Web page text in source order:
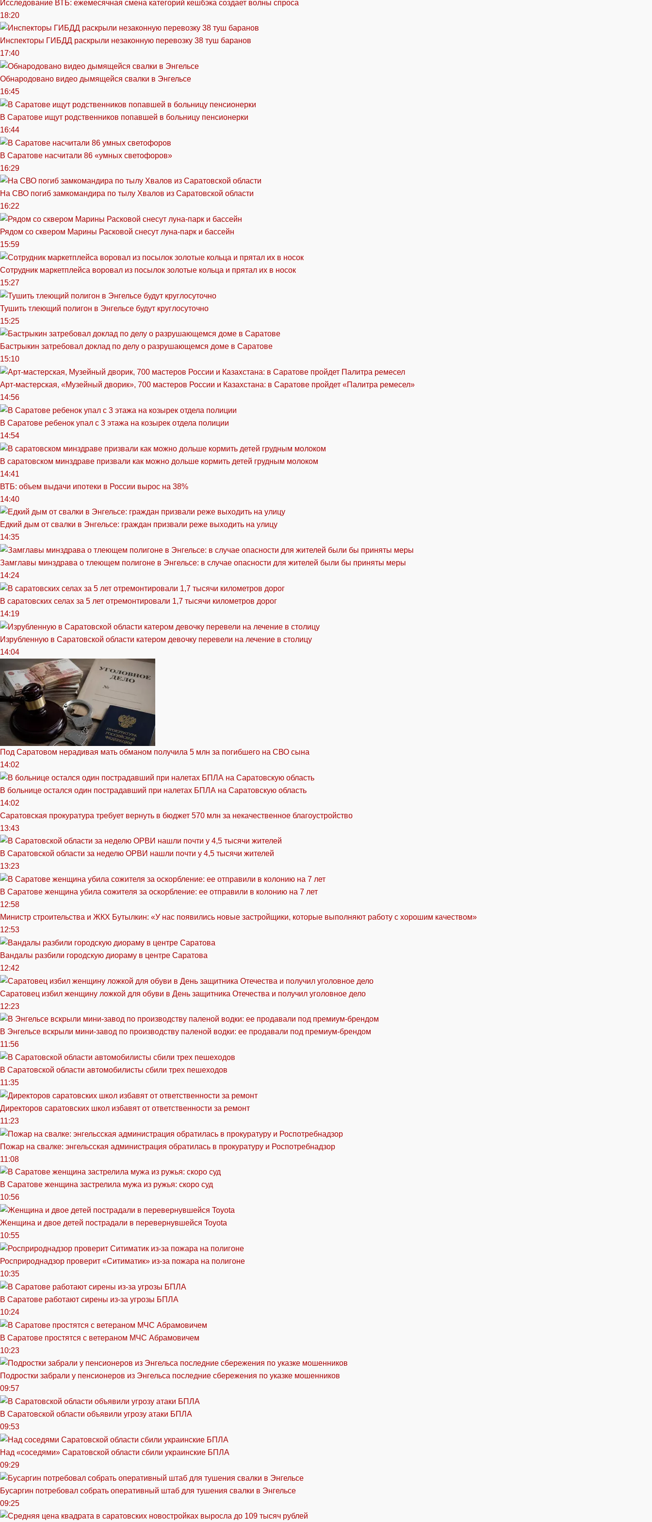
Исследование ВТБ: ежемесячная смена категорий кешбэка создает волны спроса
18:20
Инспекторы ГИБДД раскрыли незаконную перевозку 38 туш баранов
17:40
Обнародовано видео дымящейся свалки в Энгельсе
16:45
В Саратове ищут родственников попавшей в больницу пенсионерки
16:44
В Саратове насчитали 86 «умных светофоров»
16:29
На СВО погиб замкомандира по тылу Хвалов из Саратовской области
16:22
Рядом со сквером Марины Расковой снесут луна-парк и бассейн
15:59
Сотрудник маркетплейса воровал из посылок золотые кольца и прятал их в носок
15:27
Тушить тлеющий полигон в Энгельсе будут круглосуточно
15:25
Бастрыкин затребовал доклад по делу о разрушающемся доме в Саратове
15:10
Арт-мастерская, «Музейный дворик», 700 мастеров России и Казахстана: в Саратове пройдет «Палитра ремесел»
14:56
В Саратове ребенок упал с 3 этажа на козырек отдела полиции
14:54
В саратовском минздраве призвали как можно дольше кормить детей грудным молоком
14:41
ВТБ: объем выдачи ипотеки в России вырос на 38%
14:40
Едкий дым от свалки в Энгельсе: граждан призвали реже выходить на улицу
14:35
Замглавы минздрава о тлеющем полигоне в Энгельсе: в случае опасности для жителей были бы приняты меры
14:24
В саратовских селах за 5 лет отремонтировали 1,7 тысячи километров дорог
14:19
Изрубленную в Саратовской области катером девочку перевели на лечение в столицу
14:04
Под Саратовом нерадивая мать обманом получила 5 млн за погибшего на СВО сына
14:02
В больнице остался один пострадавший при налетах БПЛА на Саратовскую область
14:02
Саратовская прокуратура требует вернуть в бюджет 570 млн за некачественное благоустройство
13:43
В Саратовской области за неделю ОРВИ нашли почти у 4,5 тысячи жителей
13:23
В Саратове женщина убила сожителя за оскорбление: ее отправили в колонию на 7 лет
12:58
Министр строительства и ЖКХ Бутылкин: «У нас появились новые застройщики, которые выполняют работу с хорошим качеством»
12:53
Вандалы разбили городскую диораму в центре Саратова
12:42
Саратовец избил женщину ложкой для обуви в День защитника Отечества и получил уголовное дело
12:23
В Энгельсе вскрыли мини-завод по производству паленой водки: ее продавали под премиум-брендом
11:56
В Саратовской области автомобилисты сбили трех пешеходов
11:35
Директоров саратовских школ избавят от ответственности за ремонт
11:23
Пожар на свалке: энгельсская администрация обратилась в прокуратуру и Роспотребнадзор
11:08
В Саратове женщина застрелила мужа из ружья: скоро суд
10:56
Женщина и двое детей пострадали в перевернувшейся Toyota
10:55
Росприроднадзор проверит «Ситиматик» из-за пожара на полигоне
10:35
В Саратове работают сирены из-за угрозы БПЛА
10:24
В Саратове простятся с ветераном МЧС Абрамовичем
10:23
Подростки забрали у пенсионеров из Энгельса последние сбережения по указке мошенников
09:57
В Саратовской области объявили угрозу атаки БПЛА
09:53
Над «соседями» Саратовской области сбили украинские БПЛА
09:29
Бусаргин потребовал собрать оперативный штаб для тушения свалки в Энгельсе
09:25